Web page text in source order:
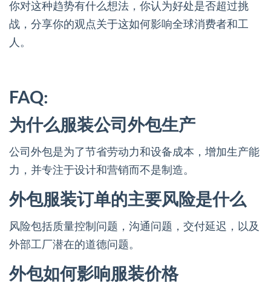
你对这种趋势有什么想法，你认为好处是否超过挑
战，分享你的观点关于这如何影响全球消费者和工
人。
FAQ:
为什么服装公司外包生产
公司外包是为了节省劳动力和设备成本，增加生产能
力，并专注于设计和营销而不是制造。
外包服装订单的主要风险是什么
风险包括质量控制问题，沟通问题，交付延迟，以及
外部工厂潜在的道德问题。
外包如何影响服装价格